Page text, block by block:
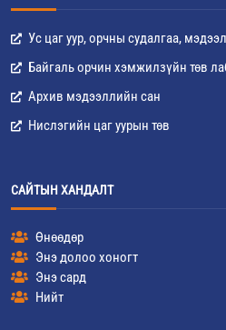
Ус цаг уур, орчны судалгаа,
Байгаль орчин хэмжилзүйн төв
Архив мэдээллийн сан
Нислэгийн цаг уурын төв
САЙТЫН ХАНДАЛТ
Өнөөдөр
Энэ долоо хоногт
Энэ сард
Нийт